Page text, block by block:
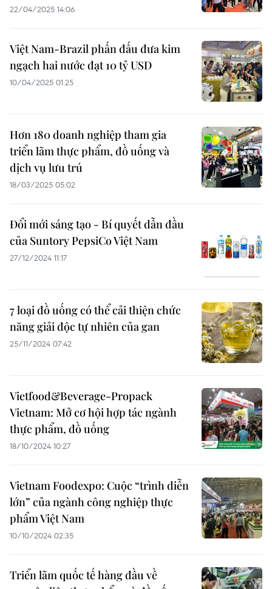
22/04/2025 14:06
Việt Nam-Brazil phấn đấu đưa kim
ngạch hai nước đạt 10 tỷ USD
10/04/2025 01:25
Hơn 180 doanh nghiệp tham gia
triển lãm thực phẩm, đồ uống và
dịch vụ lưu trú
18/03/2025 05:02
Đổi mới sáng tạo - Bí quyết dẫn đầu
của Suntory PepsiCo Việt Nam
27/12/2024 11:17
7 loại đồ uống có thể cải thiện chức
năng giải độc tự nhiên của gan
25/11/2024 07:42
Vietfood&Beverage-Propack
Vietnam: Mở cơ hội hợp tác ngành
thực phẩm, đồ uống
18/10/2024 10:27
Vietnam Foodexpo: Cuộc “trình diễn
lớn” của ngành công nghiệp thực
phẩm Việt Nam
10/10/2024 02:35
Triển lãm quốc tế hàng đầu về